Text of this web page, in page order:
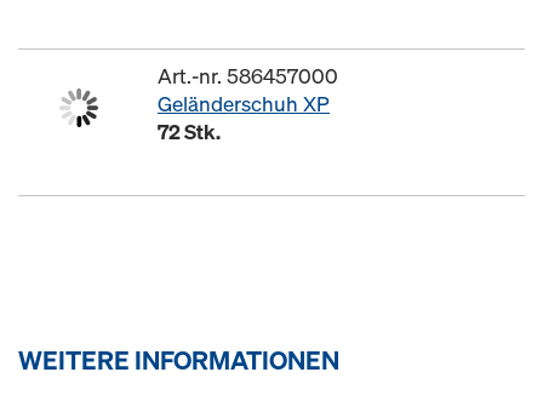
Art.-nr. 586457000
Geländerschuh XP
72 Stk.
WEITERE INFORMATIONEN